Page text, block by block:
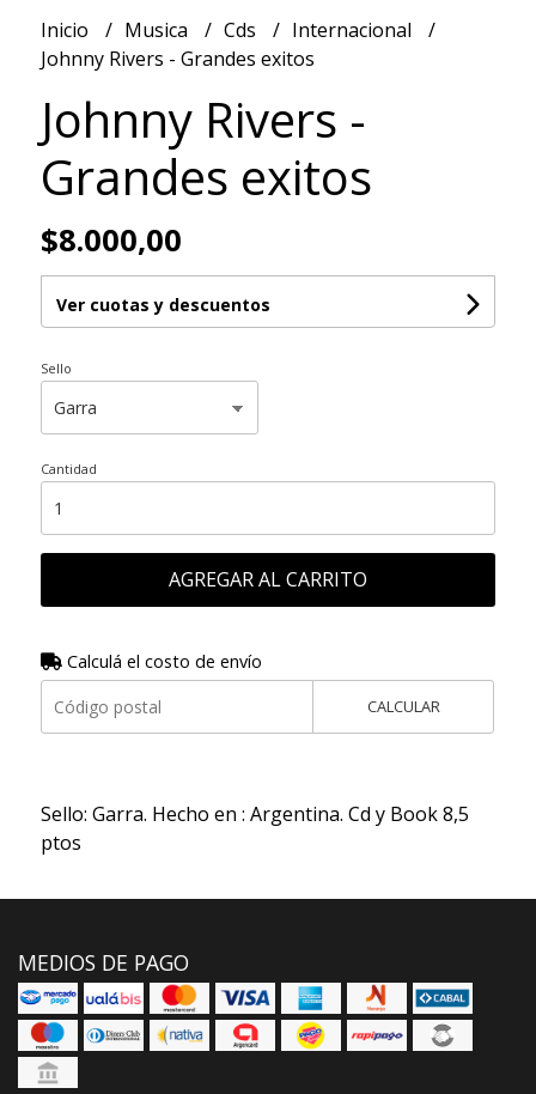
Inicio Musica Cds
Internacional
Johnny Rivers - Grandes exitos
Johnny Rivers -
Grandes exitos
$8.000,00
Ver cuotas y descuentos
Sello
Cantidad
AGREGAR AL CARRITO
Calculá el costo de envío
CALCULAR
Sello: Garra. Hecho en : Argentina. Cd y Book 8,5
ptos
MEDIOS DE PAGO